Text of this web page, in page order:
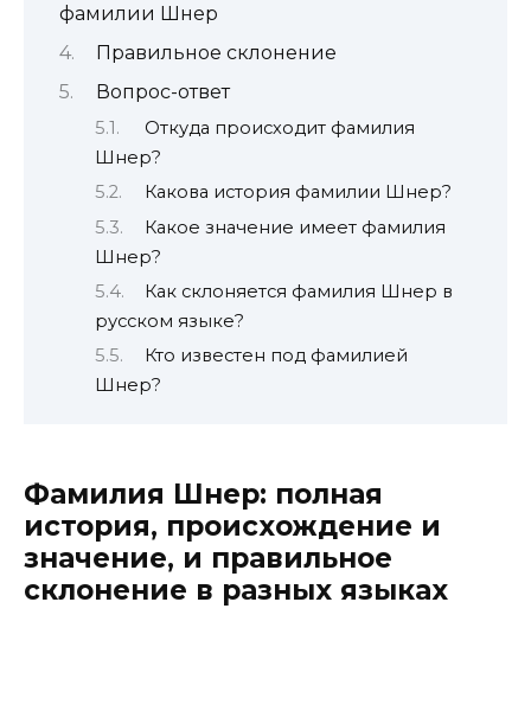
фамилии Шнер
Правильное склонение
Вопрос-ответ
Откуда происходит фамилия
Шнер?
Какова история фамилии Шнер?
Какое значение имеет фамилия
Шнер?
Как склоняется фамилия Шнер в
русском языке?
Кто известен под фамилией
Шнер?
Фамилия Шнер: полная
история, происхождение и
значение, и правильное
склонение в разных языках